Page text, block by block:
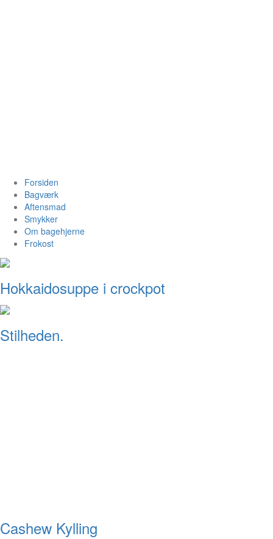
Forsiden
Bagværk
Aftensmad
Smykker
Om bagehjerne
Frokost
Hokkaidosuppe i crockpot
Stilheden.
Cashew Kylling